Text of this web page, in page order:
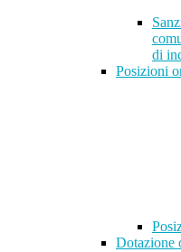
di
Posizioni
Dotazione